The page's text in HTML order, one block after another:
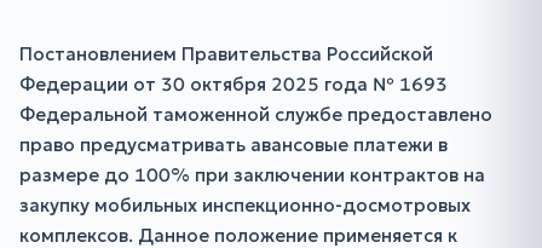
Постановлением Правительства Российской
Федерации от 30 октября 2025 года № 1693
Федеральной таможенной службе предоставлено
право предусматривать авансовые платежи в
размере до 100% при заключении контрактов на
закупку мобильных инспекционно-досмотровых
комплексов. Данное положение применяется к